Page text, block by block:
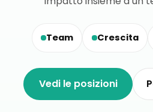
Team Crescita
Vedi le posizioni